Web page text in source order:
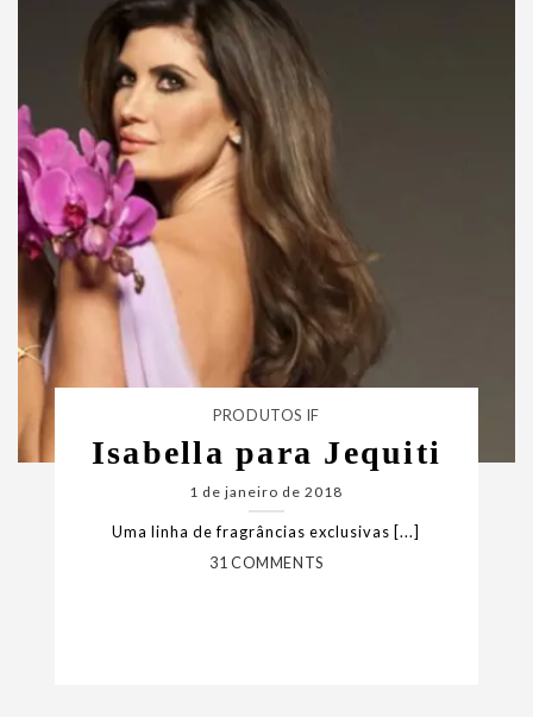
PRODUTOS IF
Isabella para Jequiti
1 de janeiro de 2018
Uma linha de fragrâncias exclusivas [...]
31 COMMENTS